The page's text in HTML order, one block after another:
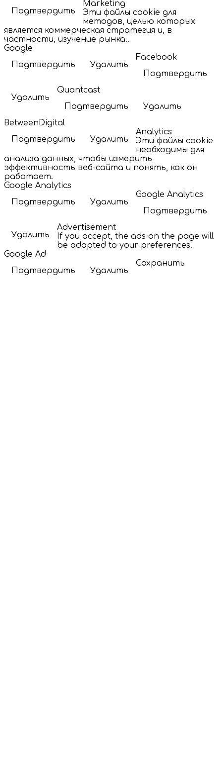
Подтвердить
Marketing
Эти файлы cookie для
методов, целью которых
является коммерческая стратегия и, в
частности, изучение рынка..
Google
Подтвердить
Удалить
Facebook
Подтвердить
Удалить
Quantcast
Подтвердить
Удалить
BetweenDigital
Подтвердить
Удалить
Analytics
Эти файлы cookie
необходимы для
анализа данных, чтобы измерить
эффективность веб-сайта и понять, как он
работает.
Google Analytics
Подтвердить
Удалить
Google Analytics
Подтвердить
Удалить
Advertisement
If you accept, the ads on the page will
be adapted to your preferences.
Google Ad
Подтвердить
Удалить
Сохранить